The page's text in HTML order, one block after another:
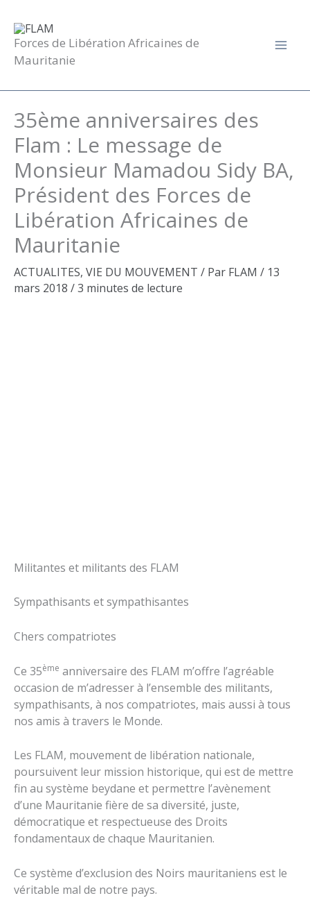
contenu
Forces de Libération Africaines de
Mauritanie
35ème anniversaires des
Flam : Le message de
Monsieur Mamadou Sidy BA,
Président des Forces de
Libération Africaines de
Mauritanie
ACTUALITES, VIE DU MOUVEMENT / Par FLAM / 13
mars 2018 /3 minutes de lecture
Militantes et militants des FLAM
Sympathisants et sympathisantes
Chers compatriotes
Ce 35ème anniversaire des FLAM m’offre l’agréable
occasion de m’adresser à l’ensemble des militants,
sympathisants, à nos compatriotes, mais aussi à tous
nos amis à travers le Monde.
Les FLAM, mouvement de libération nationale,
poursuivent leur mission historique, qui est de mettre
fin au système beydane et permettre l’avènement
d’une Mauritanie fière de sa diversité, juste,
démocratique et respectueuse des Droits
fondamentaux de chaque Mauritanien.
Ce système d’exclusion des Noirs mauritaniens est le
véritable mal de notre pays.